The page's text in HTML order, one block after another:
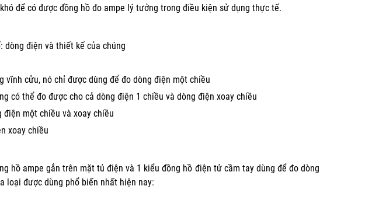
để có được đồng hồ đo ampe lý tưởng trong điều kiện sử dụng thực tế.
dòng điện và thiết kế của chúng
vĩnh cửu, nó chỉ được dùng để đo dòng điện một chiều
có thể đo được cho cả dòng điện 1 chiều và dòng điện xoay chiều
một chiều và xoay chiều
xoay chiều
hồ ampe gắn trên mặt tủ điện và 1 kiểu đồng hồ điện tử cầm tay dùng để đo dòng
loại được dùng phổ biến nhất hiện nay: